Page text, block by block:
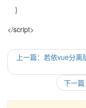
}
</script>
上一篇：若依vue分
下一